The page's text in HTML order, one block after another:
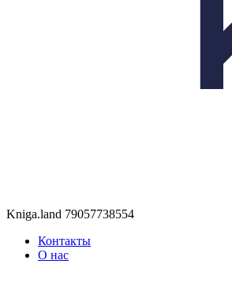
Kniga.land 79057738554
Контакты
О нас